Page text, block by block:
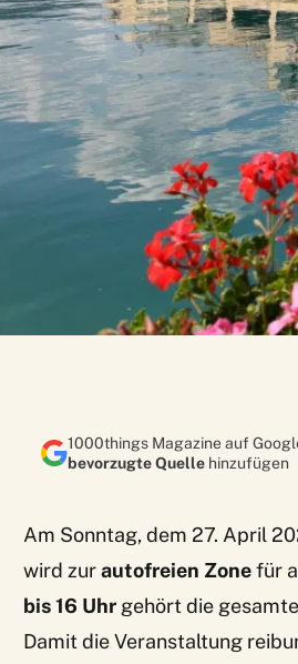
1000things Magazine auf
bevorzugte Quelle hinzufügen
Am Sonntag, dem 27. April
wird zurautofreien Zonefür
bis 16 Uhr gehört die
Damit die Veranstaltung